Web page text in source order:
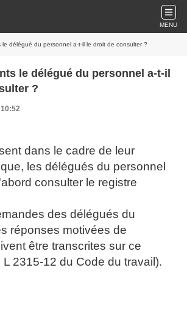
MENU
le délégué du personnel a-t-il le droit de consulter ?
le délégué du personnel a-t-il
?
dans le cadre de leur
les délégués du personnel
consulter le registre
des délégués du
réponses motivées de
être transcrites sur ce
L 2315-12 du Code du travail).